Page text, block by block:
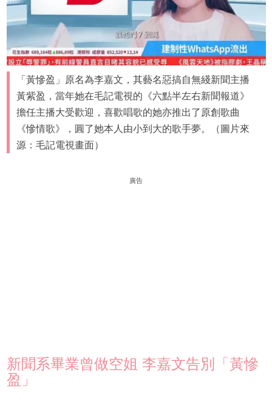
「黃慘盈」原名為李嘉文，其藝名惡搞自無綫新聞主播
黃紫盈，當年她在毛記電視的《六點半左右新聞報道》
擔任主播大受歡迎，喜歡唱歌的她亦推出了原創歌曲
《慘情歌》，圓了她本人由小到大的歌手夢。（圖片來
源：毛記電視畫面）
廣告
新聞系畢業曾做空姐 李嘉文告別「黃慘
盈」